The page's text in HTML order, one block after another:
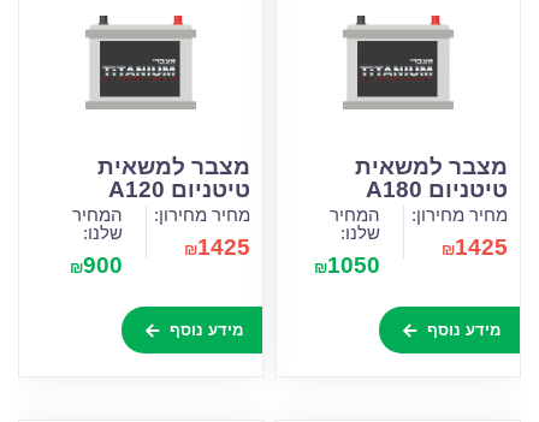
מצבר למשאית
טיטניום A180
מחיר מחירון:
₪1425
המחיר
שלנו:
₪1050
מידע נוסף
מצבר למשאית
טיטניום A120
מחיר מחירון:
₪1425
המחיר
שלנו:
₪900
מידע נוסף